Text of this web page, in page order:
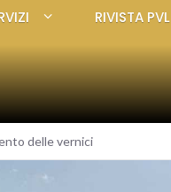
RIVISTA PVL
delle vernici